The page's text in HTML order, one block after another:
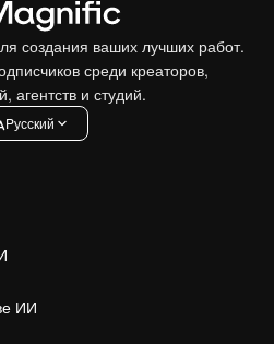
создания ваших лучших работ.
среди креаторов,
агентств и студий.
Pусский
ИИ